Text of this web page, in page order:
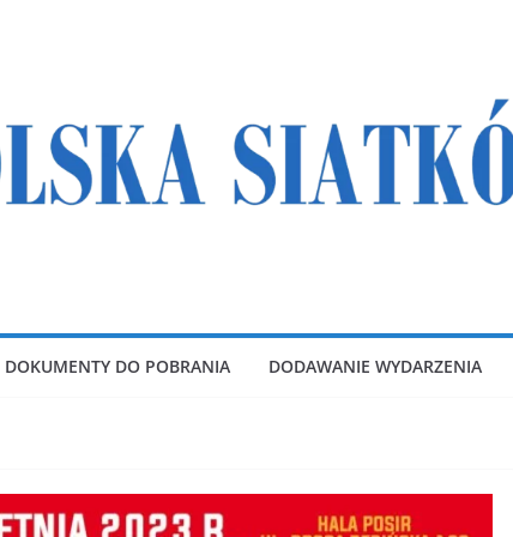
DOKUMENTY DO POBRANIA DODAWANIE WYDARZENIA